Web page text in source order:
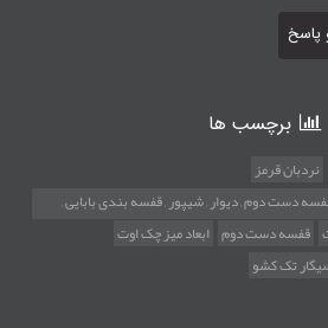
برچسب ها
نردبان قرمز
دست دوم , دیوار , شیپور , قفسه بندی بابایی ,
راک صنعتی , قفسه هایپری , قفسه فروشگاهی ,
ایگل دژ , قفسه میلان فلز , قفسه راک تهران ,
, قفسه نردبان تاشو , میز چک اوت , سبد دستی
قفسه دست دوم ابعاد میز چک اوت
تک کشو